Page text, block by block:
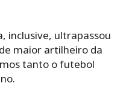
inclusive, ultrapassou
maior artilheiro da
tanto o futebol